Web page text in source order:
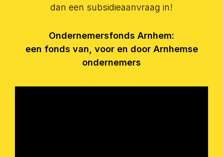
dan een subsidieaanvraag in!
Ondernemersfonds Arnhem:
een fonds van, voor en door Arnhemse
ondernemers